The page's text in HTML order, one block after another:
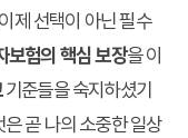
제 선택이 아닌 필수
보험의 핵심 보장을 이
기준들을 숙지하셨기
은 곧 나의 소중한 일상